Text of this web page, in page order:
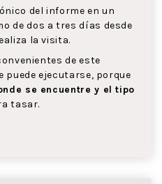
del informe en un
de dos a tres días desde
la visita.
de este
puede ejecutarse, porque
se encuentre y el tipo
tasar.